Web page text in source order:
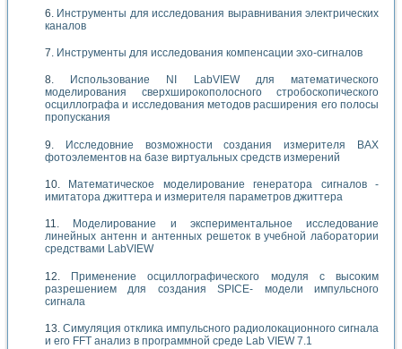
Инструменты для исследования выравнивания электрических
каналов
Инструменты для исследования компенсации эхо-сигналов
Использование NI LabVIEW для математического
моделирования сверхширокополосного стробоскопического
осциллографа и исследования методов расширения его полосы
пропускания
Исследовние возможности создания измерителя ВАХ
фотоэлементов на базе виртуальных средств измерений
Математическое моделирование генератора сигналов -
имитатора джиттера и измерителя параметров джиттера
Моделирование и экспериментальное исследование
линейных антенн и антенных решеток в учебной лаборатории
средствами LabVIEW
Применение осциллографического модуля с высоким
разрешением для создания SPICE- модели импульсного
сигнала
Симуляция отклика импульсного радиолокационного сигнала
и его FFT анализ в программной среде Lab VIEW 7.1